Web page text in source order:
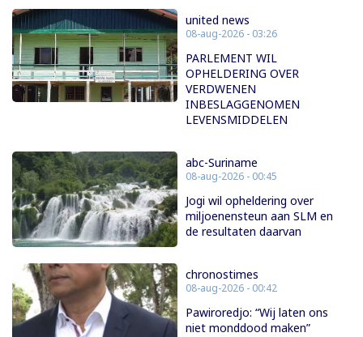
united news
08-aug-2026 - 03:26
PARLEMENT WIL
OPHELDERING OVER
VERDWENEN
INBESLAGGENOMEN
LEVENSMIDDELEN
abc-Suriname
08-aug-2026 - 00:45
Jogi wil opheldering over
miljoenensteun aan SLM en
de resultaten daarvan
chronostimes
08-aug-2026 - 00:42
Pawiroredjo: “Wij laten ons
niet monddood maken”